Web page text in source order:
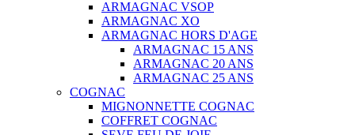
ARMAGNAC VSOP
ARMAGNAC XO
ARMAGNAC HORS D'AGE
ARMAGNAC 15 ANS
ARMAGNAC 20 ANS
ARMAGNAC 25 ANS
COGNAC
MIGNONNETTE COGNAC
COFFRET COGNAC